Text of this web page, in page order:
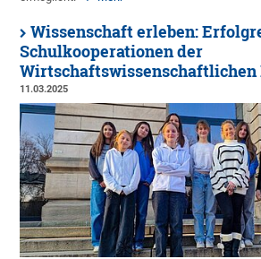
Wissenschaft erleben:
Schulkooperationen der
11.03.2025